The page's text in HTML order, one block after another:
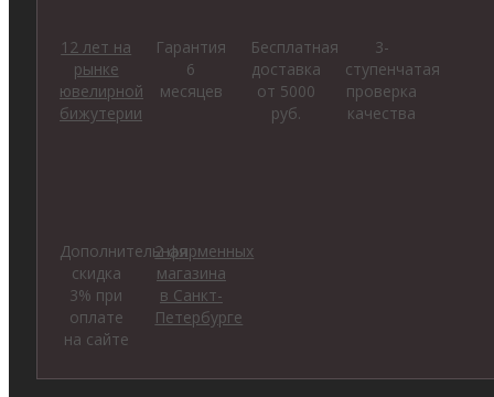
12 лет на
рынке
ювелирной
бижутерии
Гарантия
6
месяцев
Бесплатная
доставка
от 5000
руб.
3-
ступенчатая
проверка
качества
Дополнительная
скидка
3% при
оплате
на сайте
2 фирменных
магазина
в Санкт-
Петербурге